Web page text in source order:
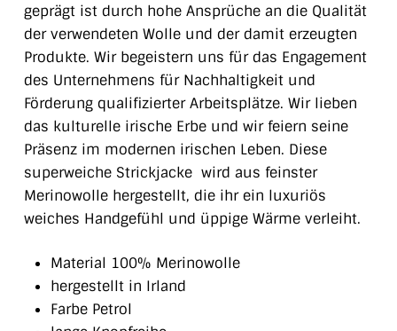
geprägt ist durch hohe Ansprüche an die Qualität
der verwendeten Wolle und der damit erzeugten
Produkte. Wir begeistern uns für das Engagement
des Unternehmens für Nachhaltigkeit und
Förderung qualifizierter Arbeitsplätze. Wir lieben
das kulturelle irische Erbe und wir feiern seine
Präsenz im modernen irischen Leben. Diese
superweiche Strickjacke wird aus feinster
Merinowolle hergestellt, die ihr ein luxuriös
weiches Handgefühl und üppige Wärme verleiht.
Material 100% Merinowolle
hergestellt in Irland
Farbe Petrol